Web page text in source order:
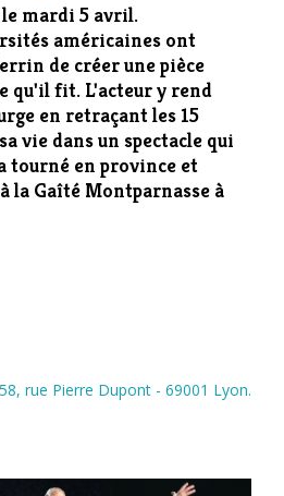
mardi 5 avril.
américaines ont
de créer une pièce
qu'il fit. L'acteur y rend
en retraçant les 15
vie dans un spectacle qui
tourné en province et
la Gaîté Montparnasse à
rue Pierre Dupont - 69001 Lyon.